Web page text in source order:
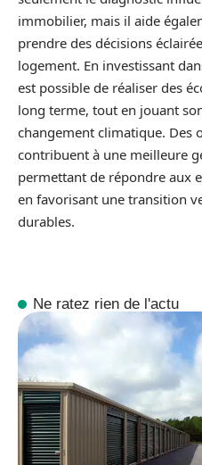
immobilier, mais il aide
prendre des décisions
logement. En investissant
est possible de réaliser des
long terme, tout en jouant
changement climatique. Des
contribuent à une meilleure
permettant de répondre aux
en favorisant une transition
durables.
Ne ratez rien de l'actu